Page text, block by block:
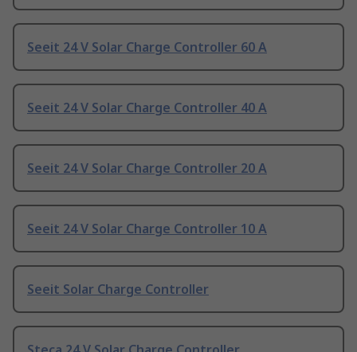
Seeit 24 V Solar Charge Controller 60 A
Seeit 24 V Solar Charge Controller 40 A
Seeit 24 V Solar Charge Controller 20 A
Seeit 24 V Solar Charge Controller 10 A
Seeit Solar Charge Controller